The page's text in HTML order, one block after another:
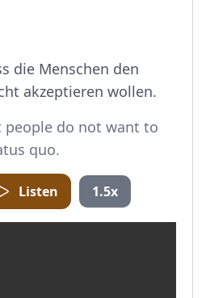
die Menschen den
akzeptieren wollen.
do not want to
quo.
Listen 1.5x